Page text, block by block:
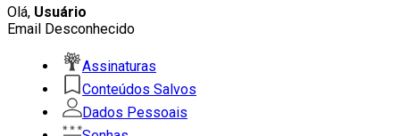
Olá, Usuário
Email Desconhecido
Assinaturas
Conteúdos Salvos
Dados Pessoais